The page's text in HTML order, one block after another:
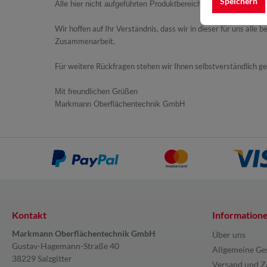
Alle hier nicht aufgeführten Produktbereiche oder auch
Wir hoffen auf Ihr Verständnis, dass wir in dieser für uns alle
Zusammenarbeit.
Für weitere Rückfragen stehen wir Ihnen selbstverständlich
Mit freundlichen Grüßen
Markmann Oberflächentechnik GmbH
Kontakt
Markmann Oberflächentechnik GmbH
Gustav-Hagemann-Straße 40
38229 Salzgitter
Über uns
Allgemeine
Versand und